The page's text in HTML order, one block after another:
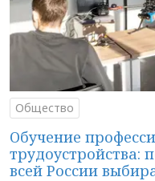
Общество
Обучение
трудоустройства:
всей России